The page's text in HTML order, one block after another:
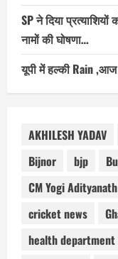
SP ने दिया
नामों की घोषणा…
यूपी में हल्की Rain
AKHILESH YADAV
Bijnor
bjp
CM Yogi Adityanath
cricket news
health department